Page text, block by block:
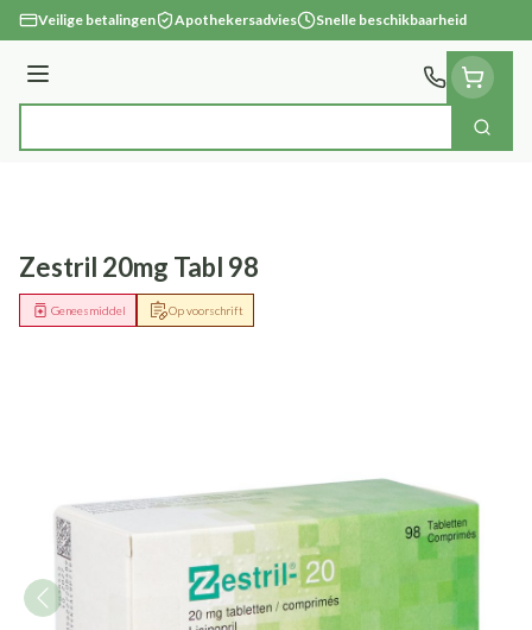
Ga naar de inhoud
Veilige betalingen Apothekersadvies Snelle beschikbaarheid
Menu
Zoek
Zestril 20mg Tabl 98
Op voorschrift
Geneesmiddel